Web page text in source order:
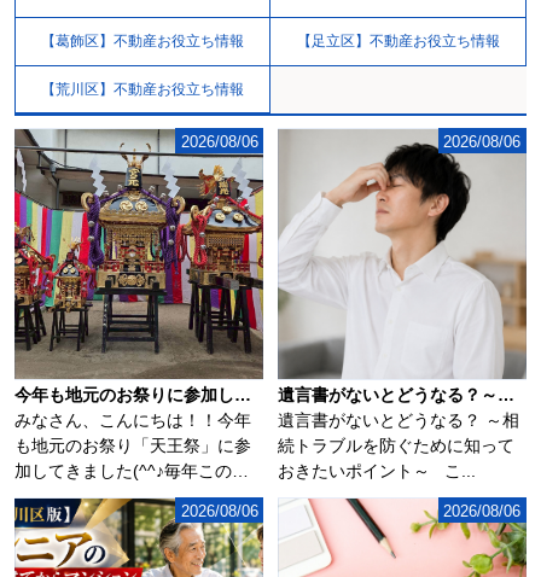
【葛飾区】不動産お役立ち情報 【足立区】不動産お役立ち情報
【荒川区】不動産お役立ち情報
今年も地元のお祭りに参加してきました(^^♪
みなさん、こんにちは！！今年
も地元のお祭り「天王祭」に参
加してきました(^^♪毎年この時
期になるとソ...
2026/08/06
遺言書がないとどうなる？～相続トラブルを防ぐために知っておきたいポイント～
遺言書がないとどうなる？ ～相
続トラブルを防ぐために知って
おきたいポイント～ こ...
2026/08/06
2026/08/06 2026/08/06